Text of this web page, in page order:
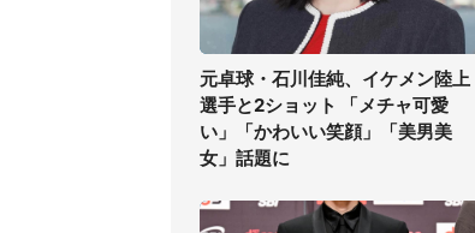
元卓球・石川佳純、イケメン陸上
選手と2ショット 「メチャ可愛
い」「かわいい笑顔」「美男美
女」話題に